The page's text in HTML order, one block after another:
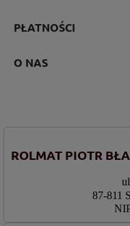
PŁATNOŚCI
O NAS
ROLMAT PIOTR
87-811